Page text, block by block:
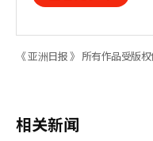
《 亚洲日报 》 所有作品受版
相关新闻